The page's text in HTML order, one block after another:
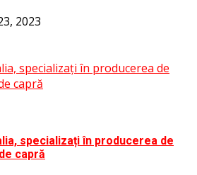
2023
specializați în producerea de
capră
specializați în producerea de
capră